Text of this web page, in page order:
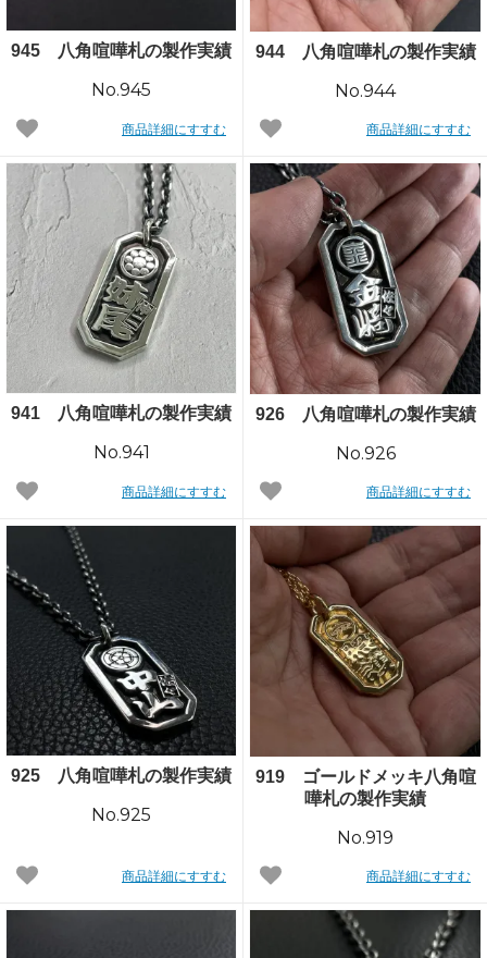
945 八角喧嘩札の製作実績
No.945
商品詳細にすすむ
944 八角喧嘩札の製作実績
No.944
商品詳細にすすむ
941 八角喧嘩札の製作実績
No.941
商品詳細にすすむ
926 八角喧嘩札の製作実績
No.926
商品詳細にすすむ
925 八角喧嘩札の製作実績
No.925
商品詳細にすすむ
919 ゴールドメッキ八角喧
嘩札の製作実績
No.919
商品詳細にすすむ